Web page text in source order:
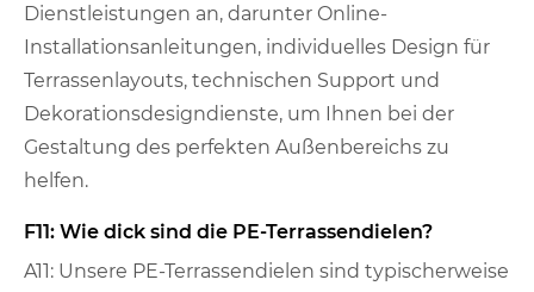
Dienstleistungen an, darunter Online-
Installationsanleitungen, individuelles Design für
Terrassenlayouts, technischen Support und
Dekorationsdesigndienste, um Ihnen bei der
Gestaltung des perfekten Außenbereichs zu
helfen.
F11: Wie dick sind die PE-Terrassendielen?
A11: Unsere PE-Terrassendielen sind typischerweise